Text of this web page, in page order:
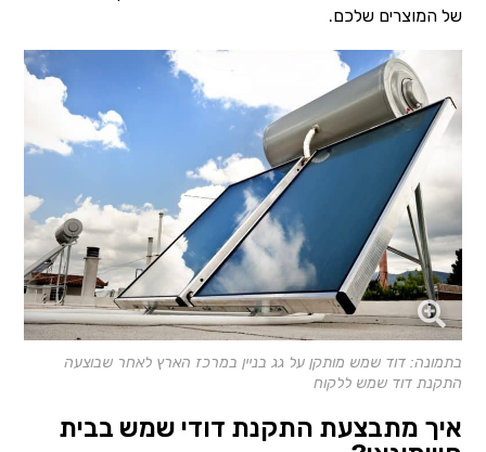
של המוצרים שלכם.
בתמונה: דוד שמש מותקן על גג בניין במרכז הארץ לאחר שבוצעה
התקנת דוד שמש ללקוח
איך מתבצעת התקנת דודי שמש בבית